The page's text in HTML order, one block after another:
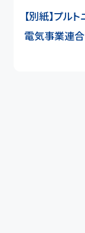
【別紙】プル
電気事業連合